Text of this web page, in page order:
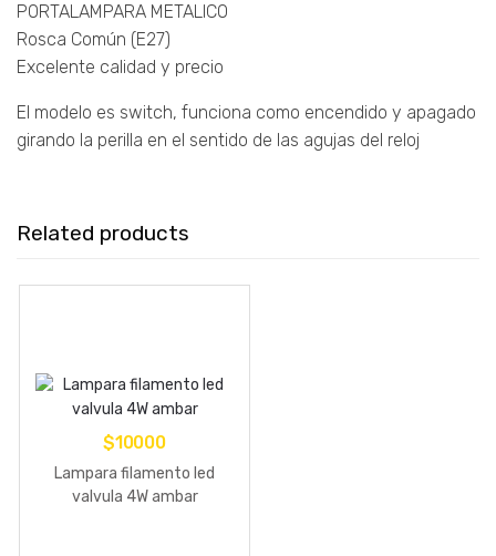
PORTALAMPARA METALICO
Rosca Común (E27)
Excelente calidad y precio
El modelo es switch, funciona como encendido y apagado
girando la perilla en el sentido de las agujas del reloj
Related products
$10000
Lampara filamento led
valvula 4W ambar